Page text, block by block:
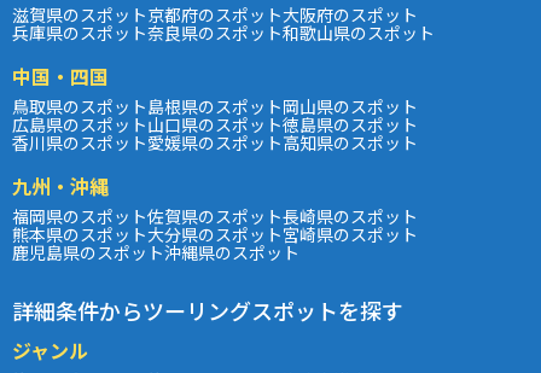
滋賀県のスポット京都府のスポット大阪府のスポット
兵庫県のスポット奈良県のスポット和歌山県のスポット
中国・四国
鳥取県のスポット島根県のスポット岡山県のスポット
広島県のスポット山口県のスポット徳島県のスポット
香川県のスポット愛媛県のスポット高知県のスポット
九州・沖縄
福岡県のスポット佐賀県のスポット長崎県のスポット
熊本県のスポット大分県のスポット宮崎県のスポット
鹿児島県のスポット沖縄県のスポット
詳細条件からツーリングスポットを探す
ジャンル